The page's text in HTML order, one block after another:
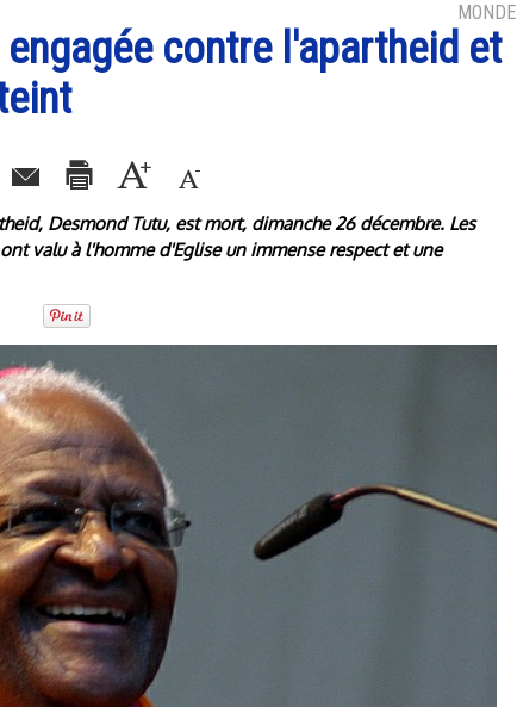
MONDE
engagée contre l'apartheid et
Desmond Tutu, est mort, dimanche 26 décembre. Les
valu à l'homme d'Eglise un immense respect et une